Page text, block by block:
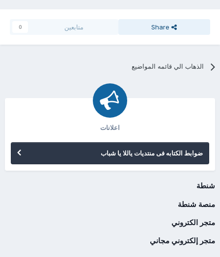
Share متابعين 0
الذهاب الي قائمه المواضيع
اعلانات
ضوابط الكتابه فى منتديات ياللا يا شباب
شنطة
منصة شنطة
متجر الكتروني
متجر إلكتروني مجاني